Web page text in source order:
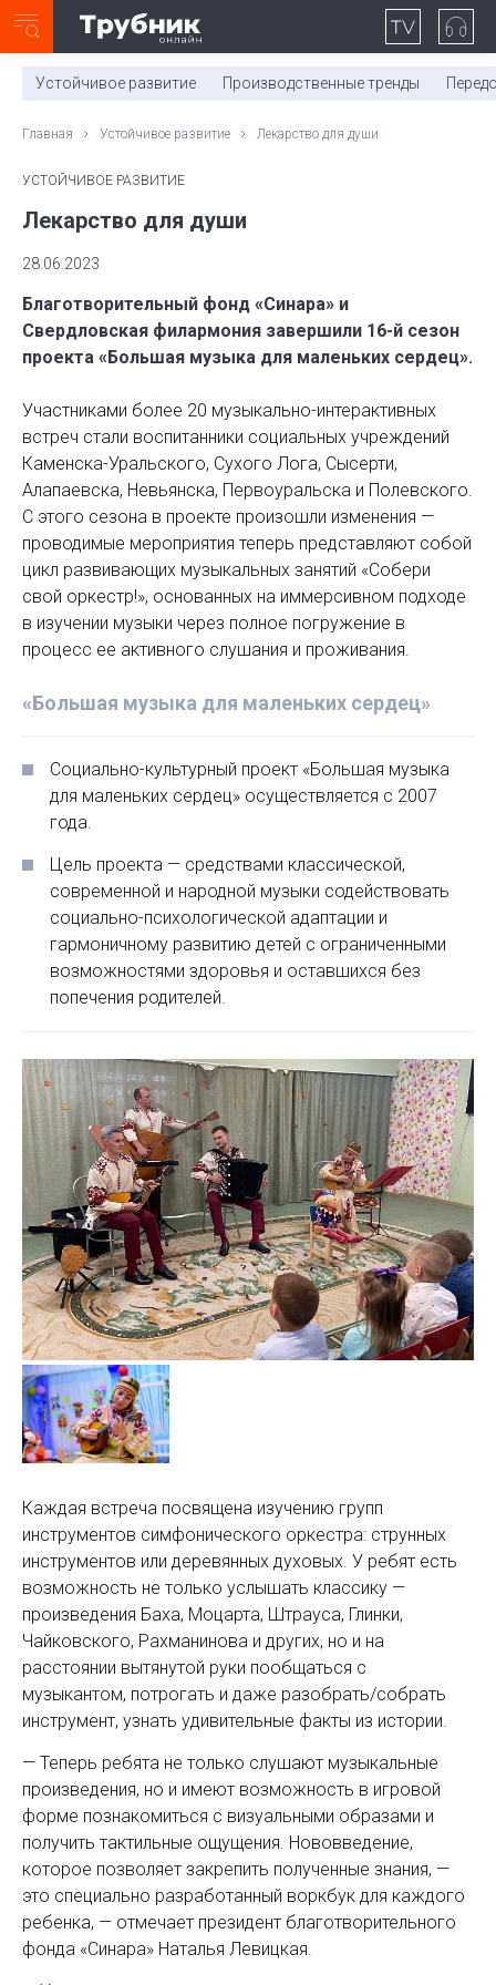
0:00/ 11:03
Устойчивое развитие Производственные тренды
Главная Устойчивое развитие Лекарство для души
УСТОЙЧИВОЕ РАЗВИТИЕ
Лекарство для души
28.06.2023
Благотворительный фонд «Синара» и
Свердловская филармония завершили 16-й сезон
проекта «Большая музыка для маленьких сердец».
Участниками более 20 музыкально-интерактивных
встреч стали воспитанники социальных учреждений
Каменска-Уральского, Сухого Лога, Сысерти,
Алапаевска, Невьянска, Первоуральска и Полевского.
С этого сезона в проекте произошли изменения —
проводимые мероприятия теперь представляют собой
цикл развивающих музыкальных занятий «Собери
свой оркестр!», основанных на иммерсивном подходе
в изучении музыки через полное погружение в
процесс ее активного слушания и проживания.
«Большая музыка для маленьких сердец»
Социально-культурный проект «Большая музыка
для маленьких сердец» осуществляется с 2007
года.
Цель проекта — средствами классической,
современной и народной музыки содействовать
социально-психологической адаптации и
гармоничному развитию детей с ограниченными
возможностями здоровья и оставшихся без
попечения родителей.
Каждая встреча посвящена изучению групп
инструментов симфонического оркестра: струнных
инструментов или деревянных духовых. У ребят есть
возможность не только услышать классику —
произведения Баха, Моцарта, Штрауса, Глинки,
Чайковского, Рахманинова и других, но и на
расстоянии вытянутой руки пообщаться с
музыкантом, потрогать и даже разобрать/собрать
инструмент, узнать удивительные факты из истории.
— Теперь ребята не только слушают музыкальные
произведения, но и имеют возможность в игровой
форме познакомиться с визуальными образами и
получить тактильные ощущения. Нововведение,
которое позволяет закрепить полученные знания, —
это специально разработанный воркбук для каждого
ребенка, — отмечает президент благотворительного
фонда «Синара» Наталья Левицкая.